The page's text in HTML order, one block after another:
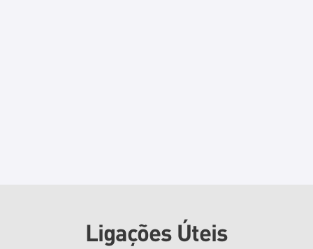
Ligações Úteis